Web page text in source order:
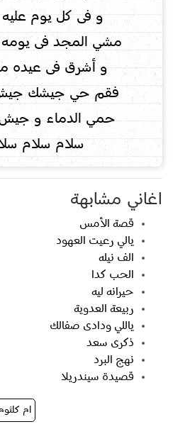
و فى كل يوم
مشي المجد فى يومه
و أشرق فى عيده
فقم حي جيشك
حمي الدماء و جيش
سلام سلام
اغاني مشابهة
قصة الأمس
يالي رعيت العهود
الف نيله
الحب كدا
حيرانه ليه
ربيعة العدوية
ياللي ودادى صفالك
ذكرى سعد
نهج البرد
قصيدة سيندريلا
ام